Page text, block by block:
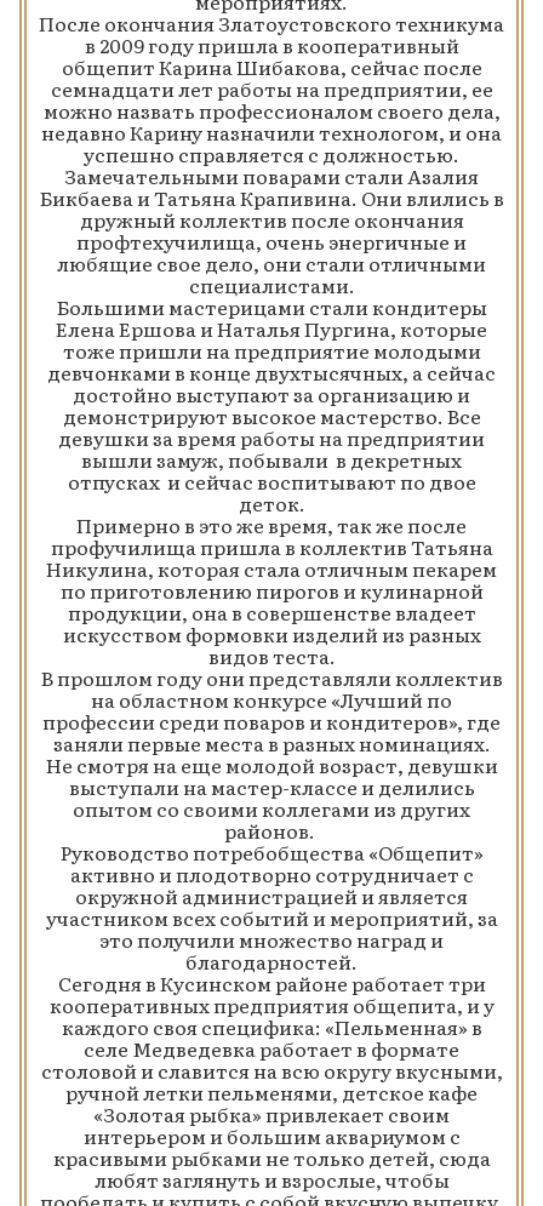
После окончания Златоустовского техникума
в 2009 году пришла в кооперативный
общепит Карина Шибакова, сейчас после
семнадцати лет работы на предприятии, ее
можно назвать профессионалом своего дела,
недавно Карину назначили технологом, и она
успешно справляется с должностью.
Замечательными поварами стали Азалия
Бикбаева и Татьяна Крапивина. Они влились в
дружный коллектив после окончания
профтехучилища, очень энергичные и
любящие свое дело, они стали отличными
специалистами.
Большими мастерицами стали кондитеры
Елена Ершова и Наталья Пургина, которые
тоже пришли на предприятие молодыми
девчонками в конце двухтысячных, а сейчас
достойно выступают за организацию и
демонстрируют высокое мастерство. Все
девушки за время работы на предприятии
вышли замуж, побывали в декретных
отпусках и сейчас воспитывают по двое
деток.
Примерно в это же время, так же после
профучилища пришла в коллектив Татьяна
Никулина, которая стала отличным пекарем
по приготовлению пирогов и кулинарной
продукции, она в совершенстве владеет
искусством формовки изделий из разных
видов теста.
В прошлом году они представляли коллектив
на областном конкурсе «Лучший по
профессии среди поваров и кондитеров», где
заняли первые места в разных номинациях.
Не смотря на еще молодой возраст, девушки
выступали на мастер-классе и делились
опытом со своими коллегами из других
районов.
Руководство потребобщества «Общепит»
активно и плодотворно сотрудничает с
окружной администрацией и является
участником всех событий и мероприятий, за
это получили множество наград и
благодарностей.
Сегодня в Кусинском районе работает три
кооперативных предприятия общепита, и у
каждого своя специфика: «Пельменная» в
селе Медведевка работает в формате
столовой и славится на всю округу вкусными,
ручной летки пельменями, детское кафе
«Золотая рыбка» привлекает своим
интерьером и большим аквариумом с
красивыми рыбками не только детей, сюда
любят заглянуть и взрослые, чтобы